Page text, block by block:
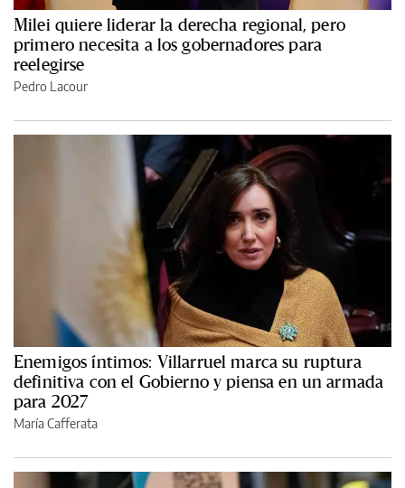
Milei quiere liderar la derecha regional, pero
primero necesita a los gobernadores para
reelegirse
Pedro Lacour
Enemigos íntimos: Villarruel marca su ruptura
definitiva con el Gobierno y piensa en un armada
para 2027
María Cafferata